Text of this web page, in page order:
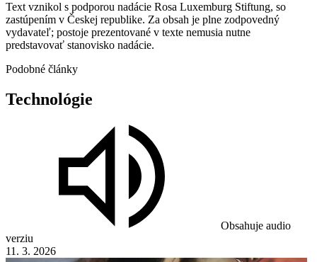
Text vznikol s podporou nadácie Rosa Luxemburg Stiftung, so
zastúpením v Českej republike. Za obsah je plne zodpovedný
vydavateľ; postoje prezentované v texte nemusia nutne
predstavovať stanovisko nadácie.
Podobné články
Technológie
Obsahuje audio
verziu
11. 3. 2026